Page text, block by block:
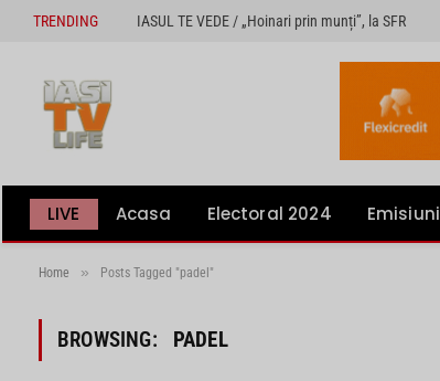
TRENDING IASUL TE VEDE / „Hoinari prin munți”, la SFR
LIVE Acasa Electoral 2024 Emisiuni
Home » Posts Tagged "padel"
BROWSING: PADEL